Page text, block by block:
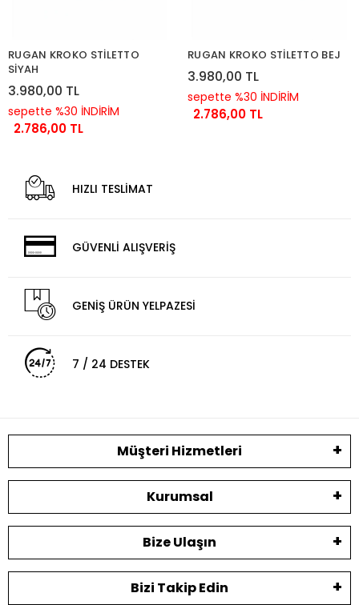
RUGAN KROKO STİLETTO
SİYAH
3.980,00 TL
sepette %30 İNDİRİM
2.786,00 TL
RUGAN KROKO STİLETTO BEJ
3.980,00 TL
sepette %30 İNDİRİM
2.786,00 TL
HIZLI TESLİMAT
GÜVENLİ ALIŞVERİŞ
GENİŞ ÜRÜN YELPAZESİ
7 / 24 DESTEK
Müşteri Hizmetleri
Kurumsal
Bize Ulaşın
Bizi Takip Edin